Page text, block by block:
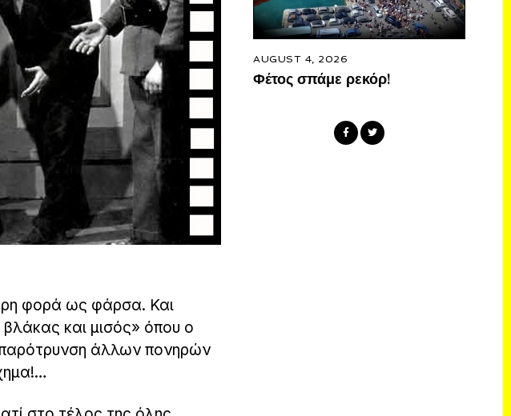
φορά ως φάρσα. Και
και μισός» όπου ο
παρότρυνση άλλων πονηρών
AUGUST 4, 2026
Φέτος σπάμε ρεκόρ!